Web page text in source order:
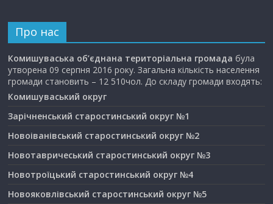
Про нас
Комишуваська об’єднана територіальна громада була
утворена 09 серпня 2016 року. Загальна кількість населення
громади становить – 12 510чол. До складу громади входять:
Комишуваський округ
Зарічненський старостинський округ №1
Новоіванівський старостинський округ №2
Новотавричеський старостинський округ №3
Новотроїцький старостинський округ №4
Новояковлівський старостинський округ №5